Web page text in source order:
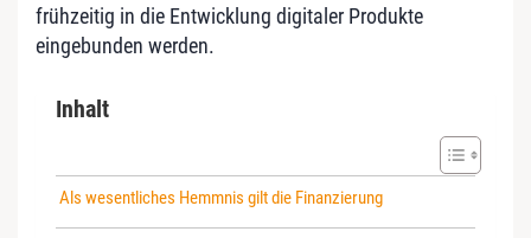
frühzeitig in die Entwicklung digitaler Produkte
eingebunden werden.
Inhalt
Als wesentliches Hemmnis gilt die Finanzierung